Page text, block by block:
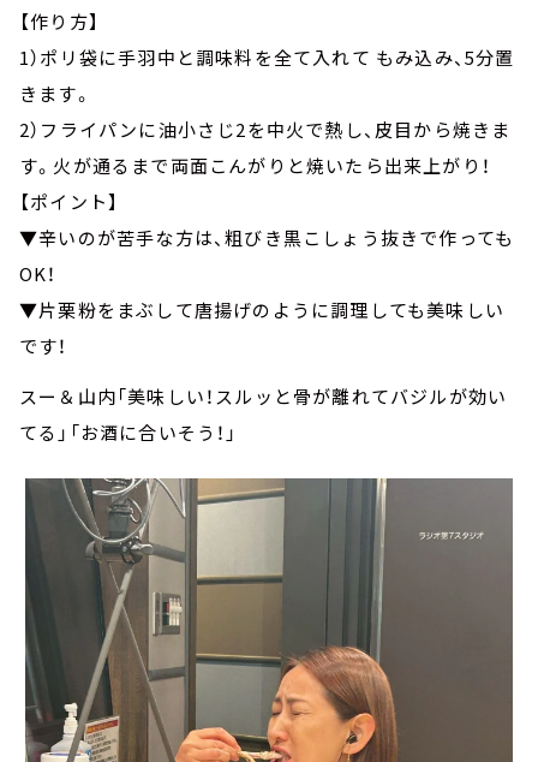
【作り方】
1）ポリ袋に手羽中と調味料を全て入れて もみ込み、5分置
きます。
2）フライパンに油小さじ2を中火で熱し、皮目から焼きま
す。火が通るまで両面こんがりと焼いたら出来上がり！
【ポイント】
▼辛いのが苦手な方は、粗びき黒こしょう抜きで作っても
OK！
▼片栗粉をまぶして唐揚げのように調理しても美味しい
です！
スー＆山内「美味しい！スルッと骨が離れてバジルが効い
てる」「お酒に合いそう！」